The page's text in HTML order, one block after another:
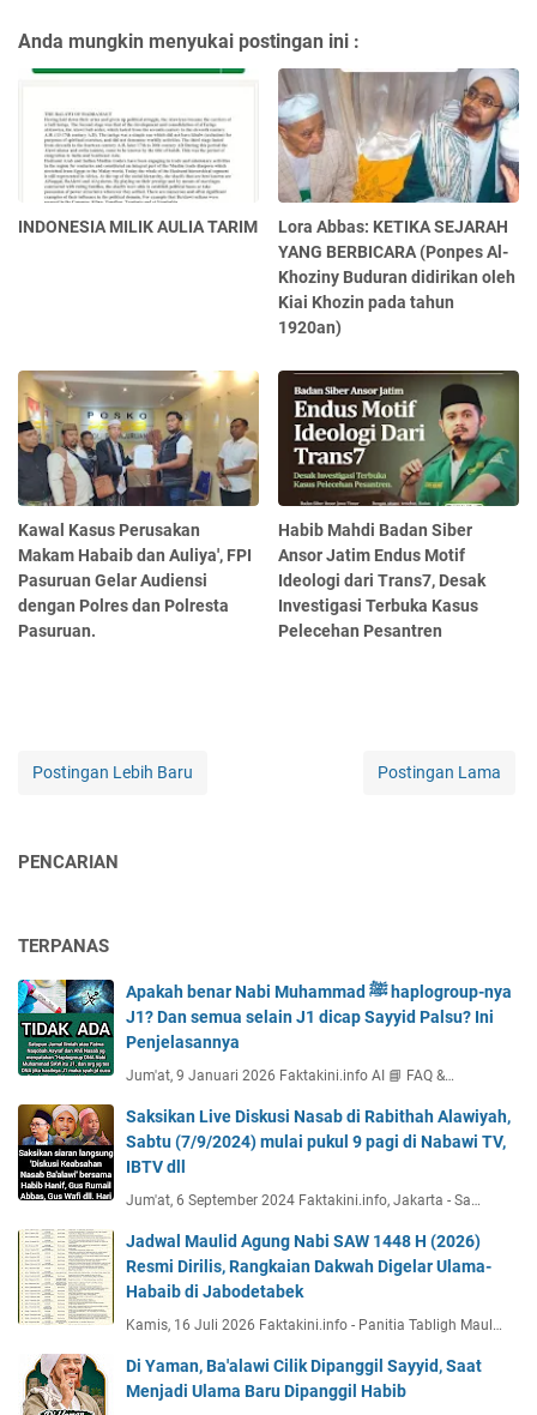
Anda mungkin menyukai postingan ini :
INDONESIA MILIK AULIA TARIM
Lora Abbas: KETIKA SEJARAH
YANG BERBICARA (Ponpes Al-
Khoziny Buduran didirikan oleh
Kiai Khozin pada tahun
1920an)
Kawal Kasus Perusakan
Makam Habaib dan Auliya', FPI
Pasuruan Gelar Audiensi
dengan Polres dan Polresta
Pasuruan.
Habib Mahdi Badan Siber
Ansor Jatim Endus Motif
Ideologi dari Trans7, Desak
Investigasi Terbuka Kasus
Pelecehan Pesantren
Postingan Lebih Baru Postingan Lama
PENCARIAN
TERPANAS
Apakah benar Nabi Muhammad ﷺ haplogroup-nya
J1? Dan semua selain J1 dicap Sayyid Palsu? Ini
Penjelasannya
Jum'at, 9 Januari 2026 Faktakini.info AI 📘 FAQ &…
Saksikan Live Diskusi Nasab di Rabithah Alawiyah,
Sabtu (7/9/2024) mulai pukul 9 pagi di Nabawi TV,
IBTV dll
Jum'at, 6 September 2024 Faktakini.info, Jakarta - Sa…
Jadwal Maulid Agung Nabi SAW 1448 H (2026)
Resmi Dirilis, Rangkaian Dakwah Digelar Ulama-
Habaib di Jabodetabek
Kamis, 16 Juli 2026 Faktakini.info - Panitia Tabligh Maul…
Di Yaman, Ba'alawi Cilik Dipanggil Sayyid, Saat
Menjadi Ulama Baru Dipanggil Habib